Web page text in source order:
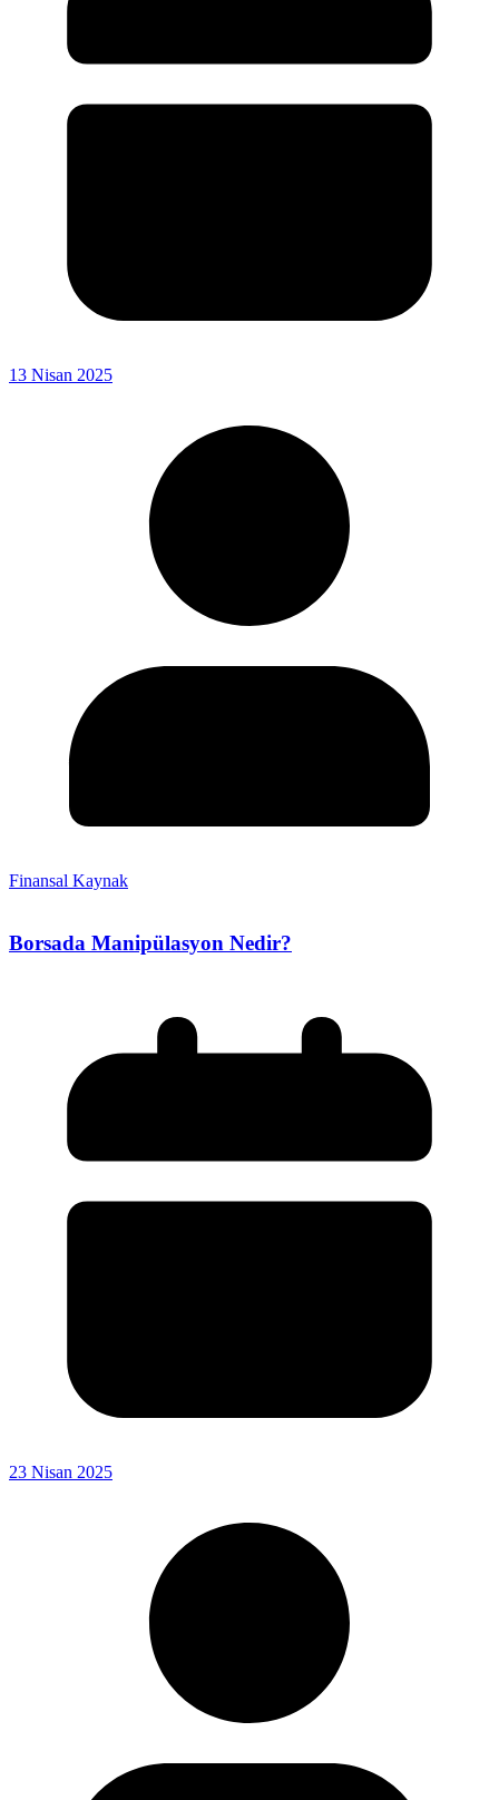
13 Nisan 2025
Finansal Kaynak
Borsada Manipülasyon Nedir?
23 Nisan 2025